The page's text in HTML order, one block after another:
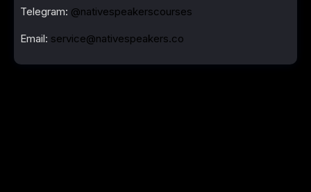
Telegram: @nativespeakerscourses
Email: service@nativespeakers.co